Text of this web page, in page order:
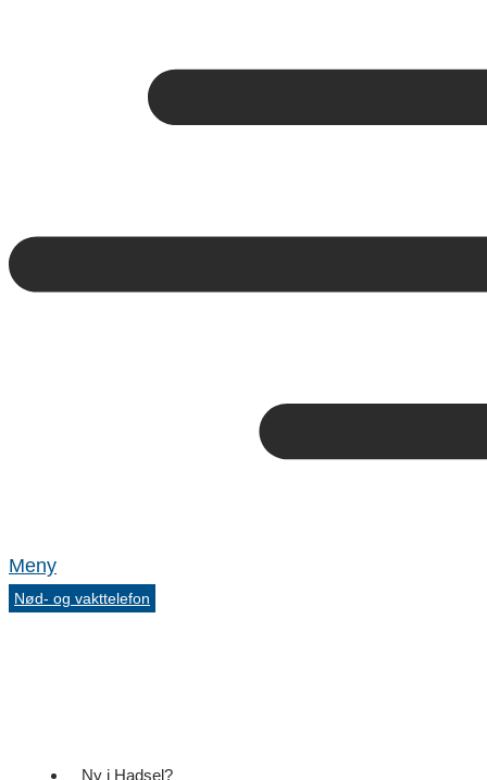
Meny
Nød- og vakttelefon
Ny i Hadsel?